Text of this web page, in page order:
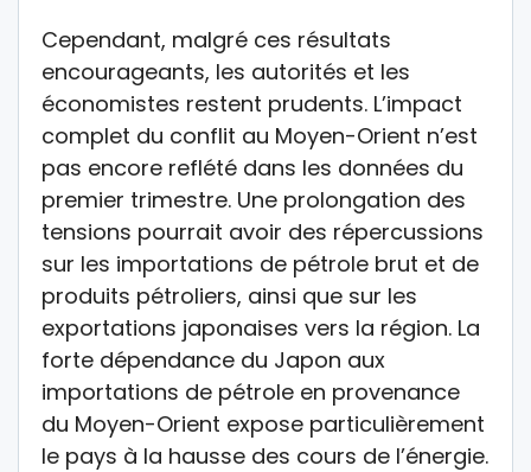
Cependant, malgré ces résultats
encourageants, les autorités et les
économistes restent prudents. L’impact
complet du conflit au Moyen-Orient n’est
pas encore reflété dans les données du
premier trimestre. Une prolongation des
tensions pourrait avoir des répercussions
sur les importations de pétrole brut et de
produits pétroliers, ainsi que sur les
exportations japonaises vers la région. La
forte dépendance du Japon aux
importations de pétrole en provenance
du Moyen-Orient expose particulièrement
le pays à la hausse des cours de l’énergie.